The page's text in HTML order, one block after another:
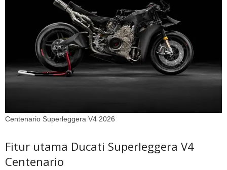
Centenario Superleggera V4 2026
Fitur utama Ducati Superleggera V4
Centenario